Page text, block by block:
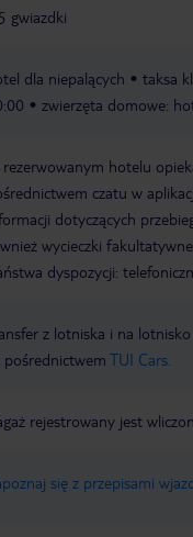
gwiazdki
dla niepalących taksa
zwierzęta domowe:
rezerwowanym hotelu
czatu w
dotyczących
wycieczki
dyspozycji:
z lotniska i na
pośrednictwem TUI Cars.
rejestrowany jest
się z przepisami